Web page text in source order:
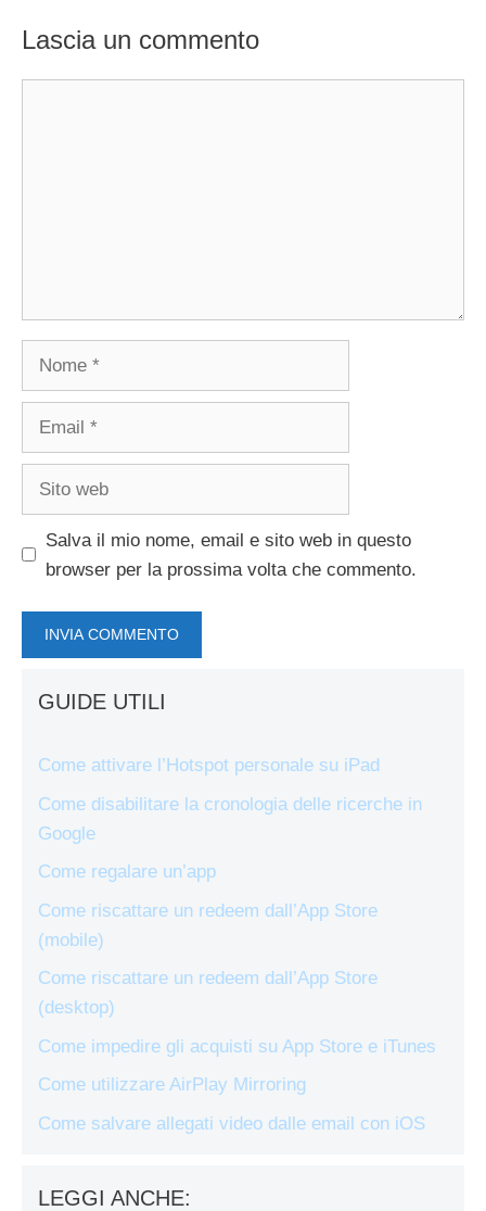
Lascia un commento
Nome
Email
Sito
Salva il mio nome, email e sito web in questo
browser per la prossima volta che commento.
GUIDE UTILI
Come attivare l’Hotspot personale su iPad
Come disabilitare la cronologia delle ricerche in
Google
Come regalare un’app
Come riscattare un redeem dall’App Store
(mobile)
Come riscattare un redeem dall’App Store
(desktop)
Come impedire gli acquisti su App Store e iTunes
Come utilizzare AirPlay Mirroring
Come salvare allegati video dalle email con iOS
LEGGI ANCHE: